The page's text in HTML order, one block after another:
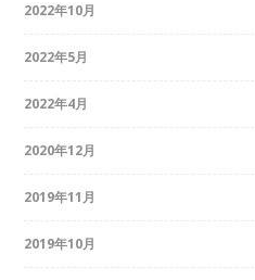
2022年10月
2022年5月
2022年4月
2020年12月
2019年11月
2019年10月